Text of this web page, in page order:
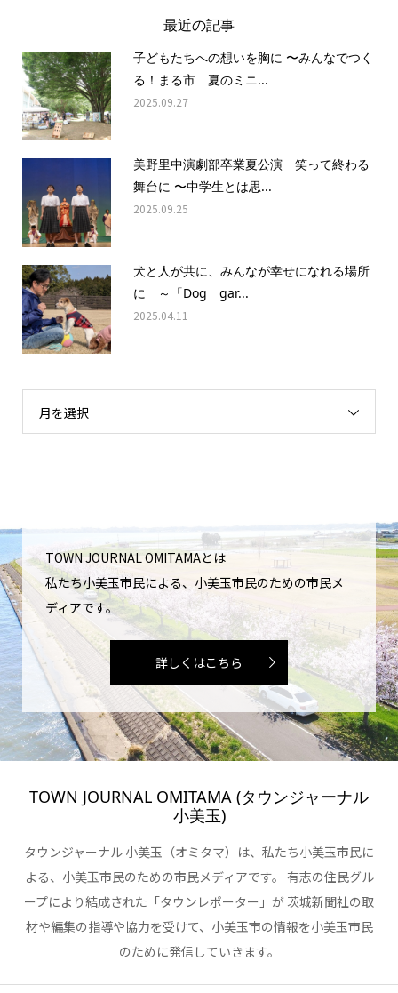
最近の記事
子どもたちへの想いを胸に 〜みんなでつく
る！まる市 夏のミニ...
2025.09.27
美野里中演劇部卒業夏公演 笑って終わる
舞台に 〜中学生とは思...
2025.09.25
犬と人が共に、みんなが幸せになれる場所
に ～「Dog gar...
2025.04.11
月を選択
TOWN JOURNAL OMITAMAとは
私たち小美玉市民による、小美玉市民のための市民メ
ディアです。
詳しくはこちら
TOWN JOURNAL OMITAMA (タウンジャーナル
小美玉)
タウンジャーナル 小美玉（オミタマ）は、私たち小美玉市民に
よる、小美玉市民のための市民メディアです。 有志の住民グル
ープにより結成された「タウンレポーター」が 茨城新聞社の取
材や編集の指導や協力を受けて、小美玉市の情報を小美玉市民
のために発信していきます。